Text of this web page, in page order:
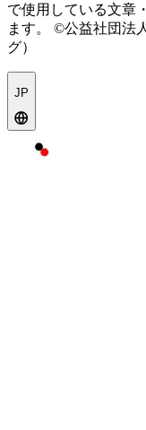
で使用している文章
ます。
©公益社団法
グ）
JP